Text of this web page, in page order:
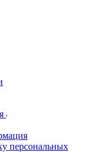
персональных